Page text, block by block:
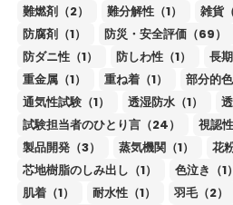
難燃剤（2）
難分解性（1） 雑貨（
防腐剤（1）
防災・安全評価（69）
防ダニ性（1）
防しわ性（1） 長
重金属（1）
重ね着（1）
部分的色
通気性試験（1）
透湿防水（1）
試験担当者のひとり言（24）
視認性
製品開発（3）
蒸気機関（1）
花
芯地樹脂のしみ出し（1）
色泣き（1）
肌着（1）
耐水性（1） 羽毛（2）